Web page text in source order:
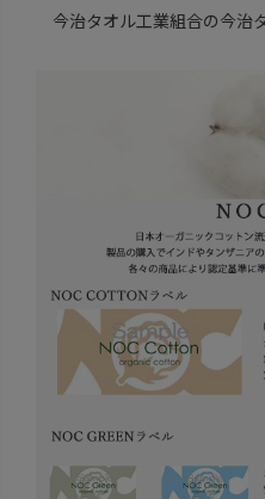
今治タオル工業組合の今治